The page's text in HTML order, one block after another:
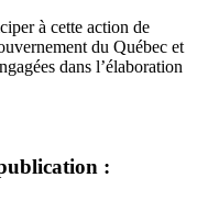
à cette action de
du Québec et
dans l’élaboration
: